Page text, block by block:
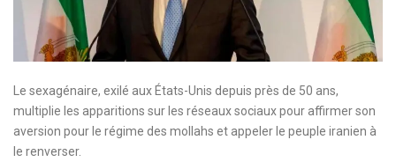
Le sexagénaire, exilé aux États-Unis depuis près de 50 ans,
multiplie les apparitions sur les réseaux sociaux pour affirmer son
aversion pour le régime des mollahs et appeler le peuple iranien à
le renverser.